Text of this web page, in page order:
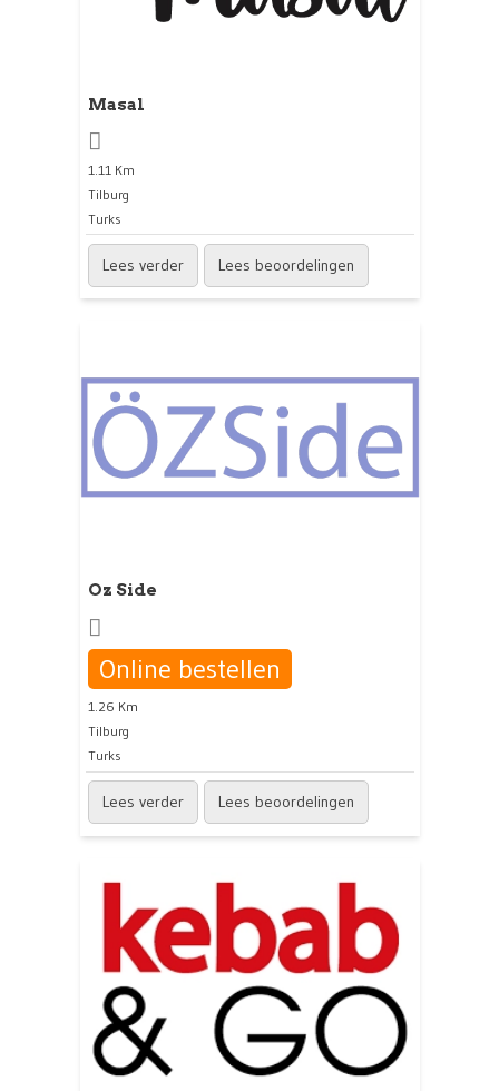
Masal
1.11 Km
Tilburg
Turks
Lees verder Lees beoordelingen
Oz Side
Online bestellen
1.26 Km
Tilburg
Turks
Lees verder Lees beoordelingen